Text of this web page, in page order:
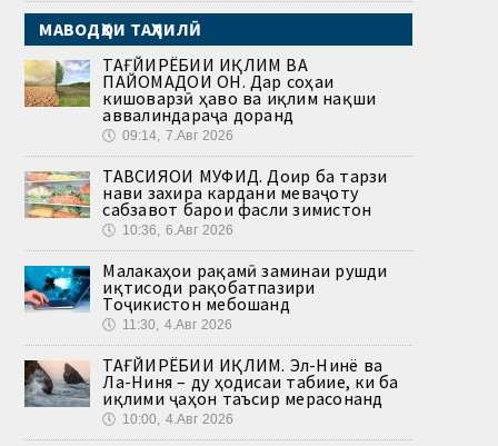
МАВОДҲОИ ТАҲЛИЛӢ
ТАҒЙИРЁБИИ ИҚЛИМ ВА
ПАЙОМАДҲОИ ОН. Дар соҳаи
кишоварзӣ ҳаво ва иқлим нақши
аввалиндараҷа доранд
🕔 09:14, 7.Авг 2026
ТАВСИЯҲОИ МУФИД. Доир ба тарзи
нави захира кардани меваҷоту
сабзавот барои фасли зимистон
🕔 10:36, 6.Авг 2026
Малакаҳои рақамӣ заминаи рушди
иқтисоди рақобатпазири
Тоҷикистон мебошанд
🕔 11:30, 4.Авг 2026
ТАҒЙИРЁБИИ ИҚЛИМ. Эл-Нинё ва
Ла-Ниня – ду ҳодисаи табиие, ки ба
иқлими ҷаҳон таъсир мерасонанд
🕔 10:00, 4.Авг 2026